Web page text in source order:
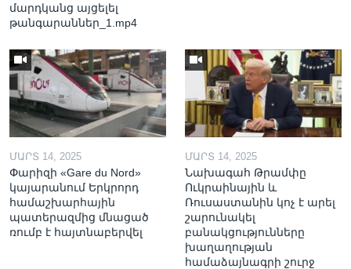
մարդկանց այցելել
թանգարաններ_1.mp4
ՄԱՐՏ 14, 2025
Փարիզի «Gare du Nord»
կայարանում Երկրորդ
համաշխարհային
պատերազմից մնացած
ռումբ է հայտնաբերվել
ՄԱՐՏ 14, 2025
Նախագահ Թրամփը
Ուկրաինային և
Ռուսաստանին կոչ է արել
շարունակել
բանակցությունները
խաղաղության
համաձայնագրի շուրջ